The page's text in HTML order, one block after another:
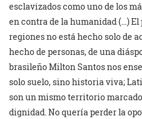
esclavizados como uno de los
en contra de la humanidad (…)
regiones no está hecho solo de
hecho de personas, de una
brasileño Milton Santos nos
solo suelo, sino historia viva;
son un mismo territorio
dignidad. No quería perder la